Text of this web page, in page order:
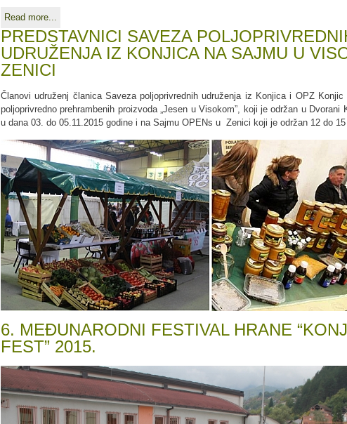
Read more...
PREDSTAVNICI SAVEZA
UDRUŽENJA IZ KONJICA NA SAJMU U
ZENICI
Članovi udruženj članica Saveza poljoprivrednih udruženja iz Konjica i OPZ
poljoprivredno prehrambenih proizvoda „Jesen u Visokom”, koji je održan u Dvorani
u dana 03. do 05.11.2015 godine i na Sajmu OPENs u Zenici koji je održan 12 do 15
6. MEĐUNARODNI FESTIVAL HRANE
FEST” 2015.